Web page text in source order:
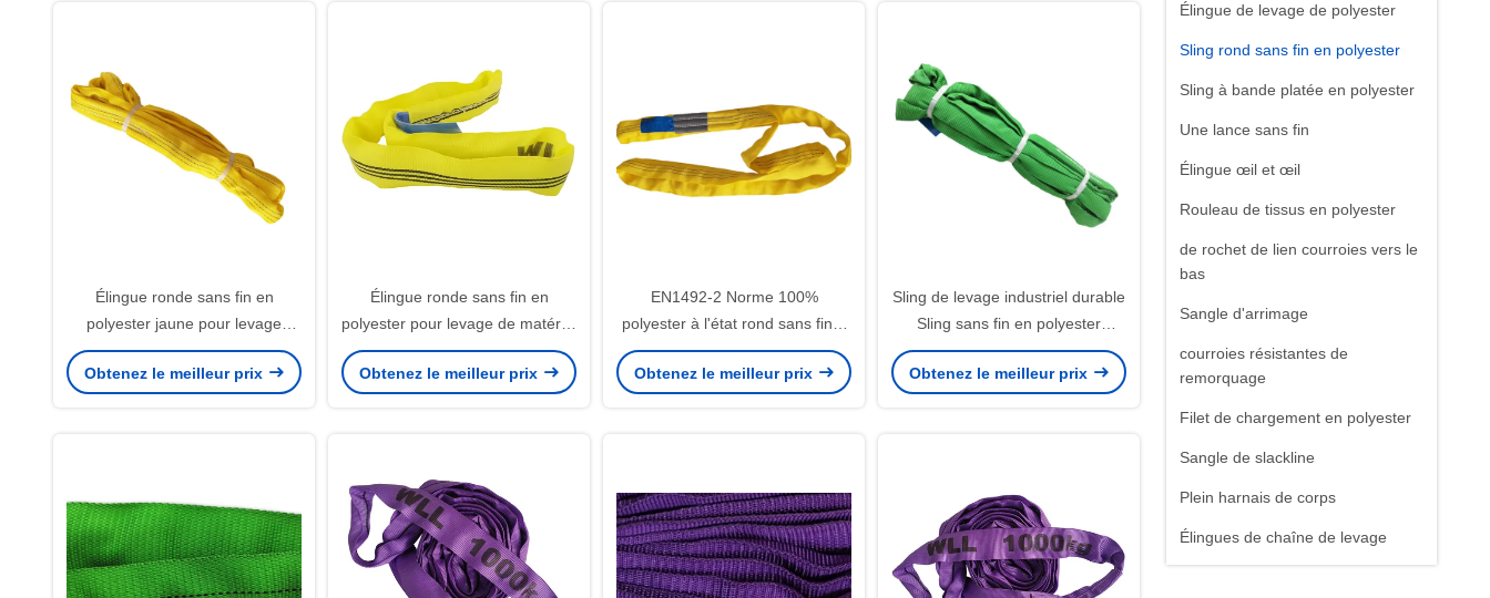
Élingue de levage de polyester
Sling rond sans fin en polyester
Sling à bande platée en polyester
Une lance sans fin
Élingue œil et œil
Rouleau de tissus en polyester
de rochet de lien courroies vers le
bas
Sangle d'arrimage
courroies résistantes de
remorquage
Filet de chargement en polyester
Sangle de slackline
Plein harnais de corps
Élingues de chaîne de levage
Élingue ronde sans fin en
polyester jaune pour levage
d'objets cylindriques par
étranglement 3t
Obtenez le meilleur prix
Élingue ronde sans fin en
polyester pour levage de matériel
de grue, Sangle plate en
polyester
Obtenez le meilleur prix
EN1492-2 Norme 100%
polyester à l'état rond sans fin à
trois tonnes
Obtenez le meilleur prix
Sling de levage industriel durable
Sling sans fin en polyester
Couleur verte EN1492-1 2000
Obtenez le meilleur prix